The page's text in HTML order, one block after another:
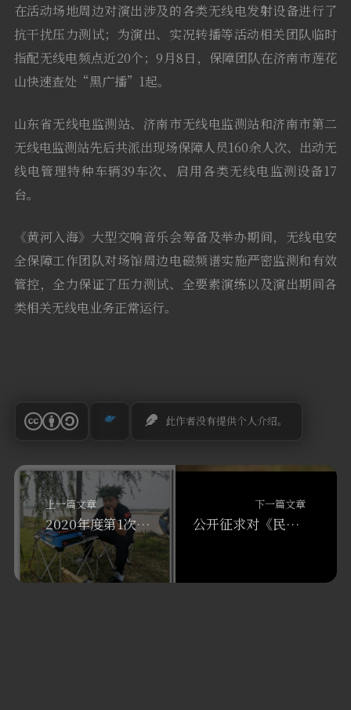
在活动场地周边对演出涉及的各类无线电发射设备进行了
抗干扰压力测试；为演出、实况转播等活动相关团队临时
指配无线电频点近20个；9月8日，保障团队在济南市莲花
山快速查处“黑广播”1起。
山东省无线电监测站、济南市无线电监测站和济南市第二
无线电监测站先后共派出现场保障人员160余人次、出动无
线电管理特种车辆39车次、启用各类无线电监测设备17
台。
《黄河入海》大型交响音乐会筹备及举办期间，无线电安
全保障工作团队对场馆周边电磁频谱实施严密监测和有效
管控，全力保证了压力测试、全要素演练以及演出期间各
类相关无线电业务正常运行。
此作者没有提供个人介绍。
上一篇文章
2020年度第1次C类业余电台操作证书考试通过名单初步公示
下一篇文章
公开征求对《民用无人机无线电管理暂行办法（征求意见稿）》的意见